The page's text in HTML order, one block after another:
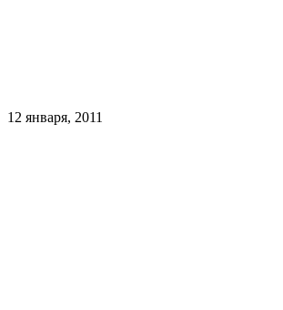
12 января, 2011